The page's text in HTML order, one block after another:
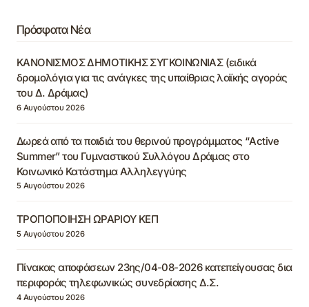
Πρόσφατα Νέα
ΚΑΝΟΝΙΣΜΟΣ ΔΗΜΟΤΙΚΗΣ ΣΥΓΚΟΙΝΩΝΙΑΣ (ειδικά
δρομολόγια για τις ανάγκες της υπαίθριας λαϊκής αγοράς
του Δ. Δράμας)
6 Αυγούστου 2026
Δωρεά από τα παιδιά του θερινού προγράμματος “Active
Summer” του Γυμναστικού Συλλόγου Δράμας στο
Κοινωνικό Κατάστημα Αλληλεγγύης
5 Αυγούστου 2026
ΤΡΟΠΟΠΟΙΗΣΗ ΩΡΑΡΙΟΥ ΚΕΠ
5 Αυγούστου 2026
Πίνακας αποφάσεων 23ης/04-08-2026 κατεπείγουσας δια
περιφοράς τηλεφωνικώς συνεδρίασης Δ.Σ.
4 Αυγούστου 2026